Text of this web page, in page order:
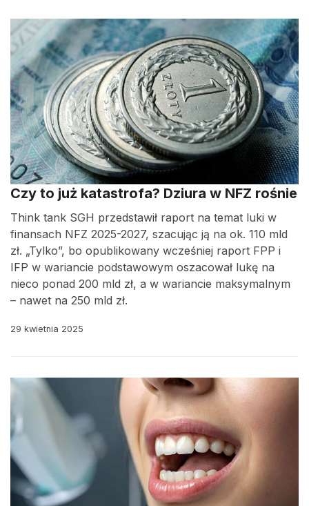
Czy to już katastrofa? Dziura w NFZ rośnie
Think tank SGH przedstawił raport na temat luki w
finansach NFZ 2025-2027, szacując ją na ok. 110 mld
zł. „Tylko”, bo opublikowany wcześniej raport FPP i
IFP w wariancie podstawowym oszacował lukę na
nieco ponad 200 mld zł, a w wariancie maksymalnym
– nawet na 250 mld zł.
29 kwietnia 2025